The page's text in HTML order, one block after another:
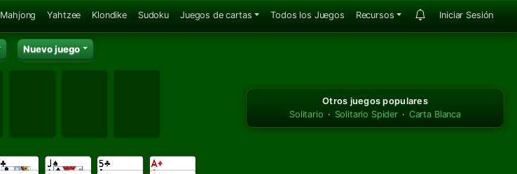
Mahjong Yahtzee Klondike Sudoku Juegos de cartas Todos los Juegos Recursos Iniciar Sesión
Nuevo juego
Otros juegos populares
Solitario · Solitario Spider · Carta Blanca